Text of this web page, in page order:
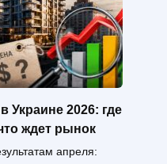
Украине 2026: где
ждет рынок
апреля: